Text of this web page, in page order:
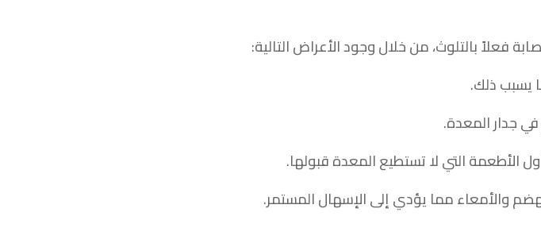
فعلاً بالتلوث، من خلال وجود الأعراض التالية:
يسبب ذلك.
جدار المعدة.
الأطعمة التي لا تستطيع المعدة قبولها.
والأمعاء مما يؤدي إلى الإسهال المستمر.